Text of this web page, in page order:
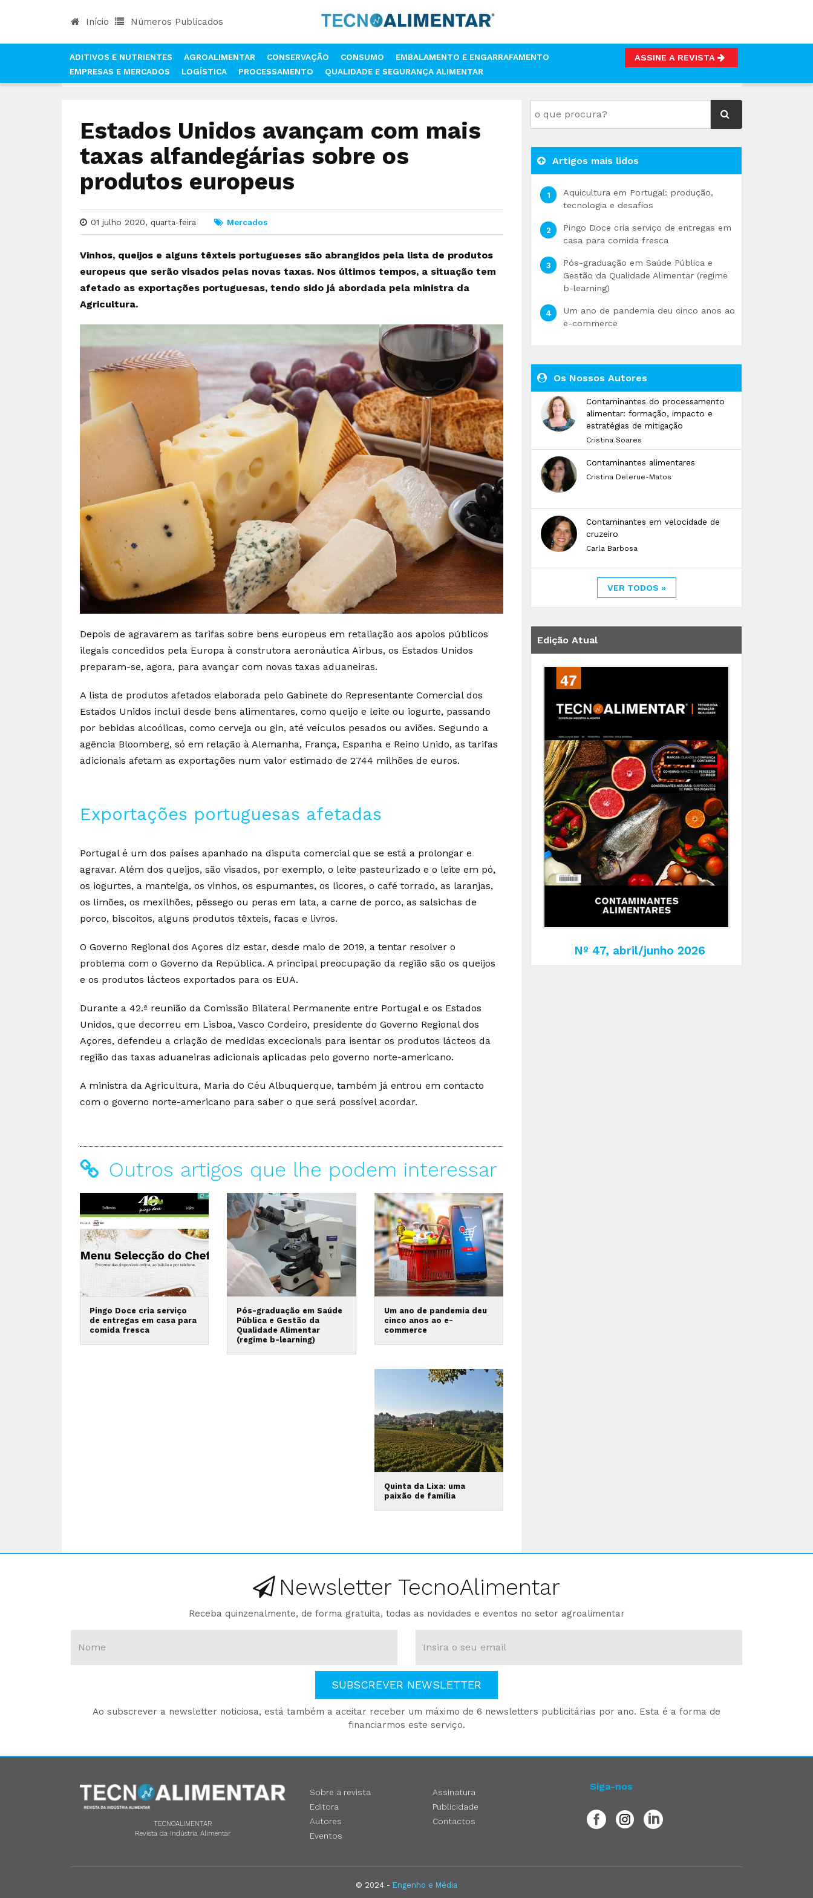
Início Números Publicados
ADITIVOS E NUTRIENTES AGROALIMENTAR CONSERVAÇÃO CONSUMO
EMBALAMENTO E ENGARRAFAMENTO
EMPRESAS E MERCADOS
LOGÍSTICA PROCESSAMENTO QUALIDADE E SEGURANÇA ALIMENTAR
ASSINE A REVISTA
ESTADOS UNIDOS AVANÇAM COM MAIS TAXAS ALFANDEGÁRIAS SOBRE OS PRODUTOS EUROPEUS
Estados Unidos avançam com mais
taxas alfandegárias sobre os
produtos europeus
01 julho 2020, quarta-feira Mercados
Vinhos, queijos e alguns têxteis portugueses são abrangidos pela lista de produtos
europeus que serão visados pelas novas taxas. Nos últimos tempos, a situação tem
afetado as exportações portuguesas, tendo sido já abordada pela ministra da
Agricultura.
Depois de agravarem as tarifas sobre bens europeus em retaliação aos apoios públicos
ilegais concedidos pela Europa à construtora aeronáutica Airbus, os Estados Unidos
preparam-se, agora, para avançar com novas taxas aduaneiras.
A lista de produtos afetados elaborada pelo Gabinete do Representante Comercial dos
Estados Unidos inclui desde bens alimentares, como queijo e leite ou iogurte, passando
por bebidas alcoólicas, como cerveja ou gin, até veículos pesados ou aviões. Segundo a
agência Bloomberg, só em relação à Alemanha, França, Espanha e Reino Unido, as tarifas
adicionais afetam as exportações num valor estimado de 2744 milhões de euros.
Exportações portuguesas afetadas
Portugal é um dos países apanhado na disputa comercial que se está a prolongar e
agravar. Além dos queijos, são visados, por exemplo, o leite pasteurizado e o leite em pó,
os iogurtes, a manteiga, os vinhos, os espumantes, os licores, o café torrado, as laranjas,
os limões, os mexilhões, pêssego ou peras em lata, a carne de porco, as salsichas de
porco, biscoitos, alguns produtos têxteis, facas e livros.
O Governo Regional dos Açores diz estar, desde maio de 2019, a tentar resolver o
problema com o Governo da República. A principal preocupação da região são os queijos
e os produtos lácteos exportados para os EUA.
Durante a 42.ª reunião da Comissão Bilateral Permanente entre Portugal e os Estados
Unidos, que decorreu em Lisboa, Vasco Cordeiro, presidente do Governo Regional dos
Açores, defendeu a criação de medidas excecionais para isentar os produtos lácteos da
região das taxas aduaneiras adicionais aplicadas pelo governo norte-americano.
A ministra da Agricultura, Maria do Céu Albuquerque, também já entrou em contacto
com o governo norte-americano para saber o que será possível acordar.
Outros artigos que lhe podem interessar
Pingo Doce cria serviço
de entregas em casa para
comida fresca
Pós-graduação em Saúde
Pública e Gestão da
Qualidade Alimentar
(regime b-learning)
Um ano de pandemia deu
cinco anos ao e-
commerce
Quinta da Lixa: uma
paixão de família
Artigos mais lidos
Aquicultura em Portugal: produção,
tecnologia e desafios
Pingo Doce cria serviço de entregas em
casa para comida fresca
Pós-graduação em Saúde Pública e
Gestão da Qualidade Alimentar (regime
b-learning)
Um ano de pandemia deu cinco anos ao
e-commerce
Os Nossos Autores
Contaminantes do processamento
alimentar: formação, impacto e
estratégias de mitigação
Cristina Soares
Contaminantes alimentares
Cristina Delerue-Matos
Contaminantes em velocidade de
cruzeiro
Carla Barbosa
VER TODOS »
Edição Atual
Nº 47, abril/junho 2026
Newsletter TecnoAlimentar
Receba quinzenalmente, de forma gratuita, todas as novidades e eventos no setor agroalimentar
SUBSCREVER NEWSLETTER
Ao subscrever a newsletter noticiosa, está também a aceitar receber um máximo de 6 newsletters publicitárias por ano. Esta é a forma de
financiarmos este serviço.
TECNOALIMENTAR
Revista da Indústria Alimentar
Sobre a revista
Editora
Autores
Eventos
Assinatura
Publicidade
Contactos
Siga-nos
© 2024 - Engenho e Média